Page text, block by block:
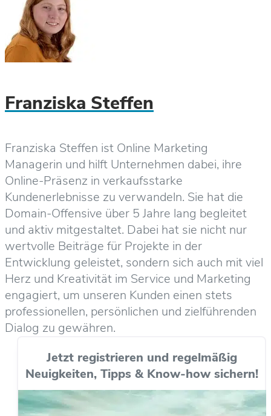
Franziska Steffen
Franziska Steffen ist Online Marketing
Managerin und hilft Unternehmen dabei, ihre
Online-Präsenz in verkaufsstarke
Kundenerlebnisse zu verwandeln. Sie hat die
Domain-Offensive über 5 Jahre lang begleitet
und aktiv mitgestaltet. Dabei hat sie nicht nur
wertvolle Beiträge für Projekte in der
Entwicklung geleistet, sondern sich auch mit viel
Herz und Kreativität im Service und Marketing
engagiert, um unseren Kunden einen stets
professionellen, persönlichen und zielführenden
Dialog zu gewähren.
Jetzt registrieren und regelmäßig
Neuigkeiten, Tipps & Know-how sichern!